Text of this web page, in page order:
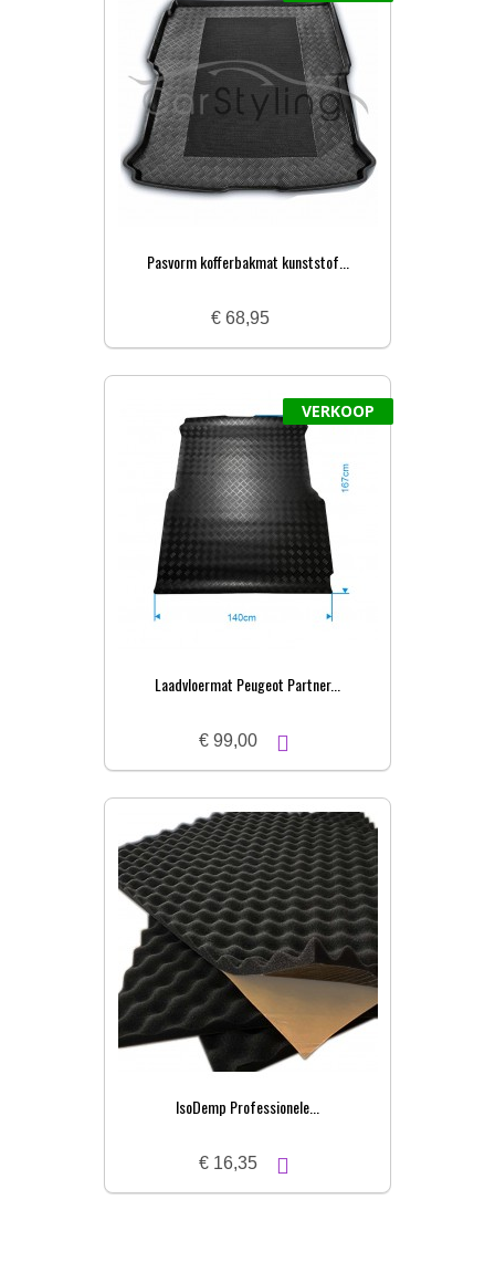
Pasvorm kofferbakmat kunststof...
€ 68,95
VERKOOP
Laadvloermat Peugeot Partner...
€ 99,00
IsoDemp Professionele...
€ 16,35